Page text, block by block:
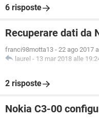
6 risposte
Recuperare dati da
franci98motta13 - 22 ago 2017
laurel - 13 mar 2018 alle
2 risposte
Nokia C3-00